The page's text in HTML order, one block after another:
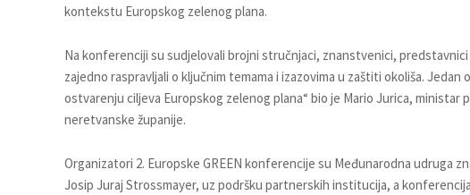
kontekstu Europskog zelenog plana.
Na konferenciji su sudjelovali brojni stručnjaci, znanstvenici,
zajedno raspravljali o ključnim temama i izazovima u zaštiti okoliša.
ostvarenju ciljeva Europskog zelenog plana“ bio je Mario Jurica,
neretvanske županije.
Organizatori 2. Europske GREEN konferencije su Međunarodna udruga
Josip Juraj Strossmayer, uz podršku partnerskih institucija, a